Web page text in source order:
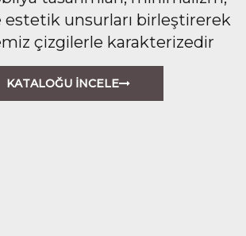
estetik unsurları birleştirerek
çizgilerle karakterizedir
KATALOĞU İNCELE